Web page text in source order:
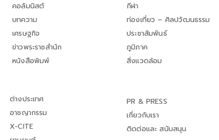
คอลัมนิสต์
บทความ
เศรษฐกิจ
ข่าวพระราชสำนัก
หนังสือพิมพ์
กีฬา
ท่องเที่ยว – ศิลปวัฒนธรรม
ประชาสัมพันธ์
ภูมิภาค
สิ่งแวดล้อม
ต่างประเทศ
อาชญากรรม
X-CITE
PR & PRESS
เกี่ยวกับเรา
ติดต่อและ สนับสนุน